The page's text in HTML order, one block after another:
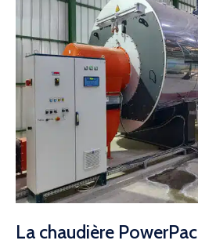
La chaudière